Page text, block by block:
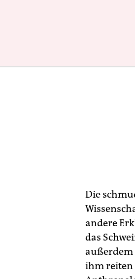
Die
andere
das
außerdem
ihm reiten